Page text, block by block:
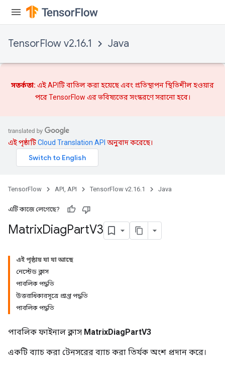
TensorFlow v2.16.1 Java
সতর্কতা: এই APIটি বাতিল করা হয়েছে এবং প্রতিস্থাপনস্থিতিশীল হওয়ার
পরে TensorFlow এর ভবিষ্যতের সংস্করণে সরানো হবে।
এই পৃষ্ঠাটিCloud Translation API অনুবাদ করেছে।
TensorFlow API, API TensorFlow v2.16.1 Java
এটি কাজে লেগেছে?
MatrixDiagPartV3
এই পৃষ্ঠায় যা যা আছে
নেস্টেড ক্লাস
পাবলিক পদ্ধতি
উত্তরাধিকারসূত্রে প্রাপ্ত পদ্ধতি
পাবলিক পদ্ধতি
পাবলিক ফাইনাল ক্লাস MatrixDiagPartV3
একটি ব্যাচ করা টেনসরের ব্যাচ করা তির্যক অংশ প্রদান করে।